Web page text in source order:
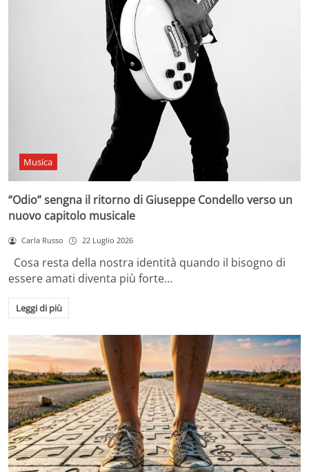
Musica
“Odio” sengna il ritorno di Giuseppe Condello verso un
nuovo capitolo musicale
Carla Russo 22 Luglio 2026
Cosa resta della nostra identità quando il bisogno di
essere amati diventa più forte…
Leggi di più